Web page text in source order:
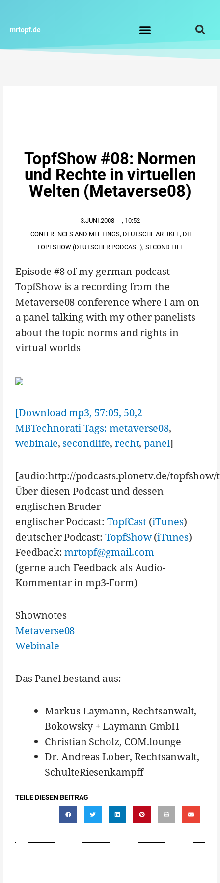
springen
mrtopf.de
TopfShow #08: Normen
und Rechte in virtuellen
Welten (Metaverse08)
3.JUNI.2008 , 10:52
, CONFERENCES AND MEETINGS, DEUTSCHE ARTIKEL, DIE
TOPFSHOW (DEUTSCHER PODCAST), SECOND LIFE
Episode #8 of my german podcast
TopfShow is a recording from the
Metaverse08 conference where I am on
a panel talking with my other panelists
about the topic norms and rights in
virtual worlds
[Download mp3, 57:05, 50,2
MBTechnorati Tags: metaverse08,
webinale, secondlife, recht,panel]
[audio:http://podcasts.plonetv.de/
Über diesen Podcast und dessen
englischen Bruder
englischer Podcast: TopfCast (iTunes)
deutscher Podcast: TopfShow(iTunes)
Feedback:mrtopf@gmail.com
(gerne auch Feedback als Audio-
Kommentar in mp3-Form)
Shownotes
Metaverse08
Webinale
Das Panel bestand aus:
Markus Laymann, Rechtsanwalt,
Bokowsky + Laymann GmbH
Christian Scholz, COM.lounge
Dr. Andreas Lober, Rechtsanwalt,
SchulteRiesenkampff
TEILE DIESEN BEITRAG